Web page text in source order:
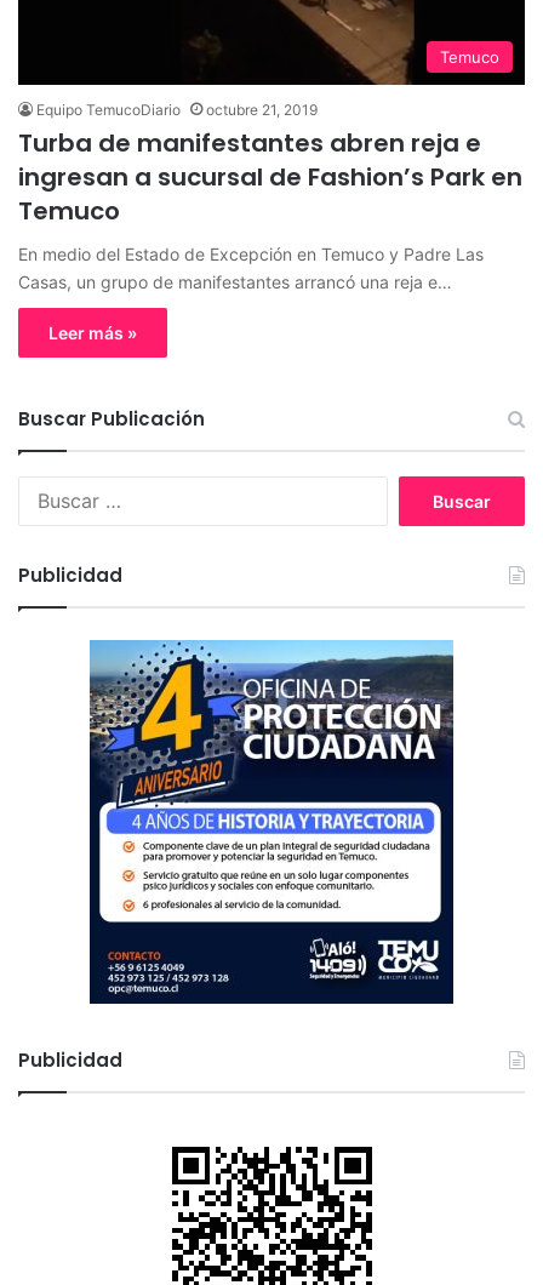
Temuco
Equipo TemucoDiario octubre 21, 2019
Turba de manifestantes abren reja e
ingresan a sucursal de Fashion’s Park en
Temuco
En medio del Estado de Excepción en Temuco y Padre Las
Casas, un grupo de manifestantes arrancó una reja e…
Leer más »
Buscar Publicación
:
Publicidad
Publicidad